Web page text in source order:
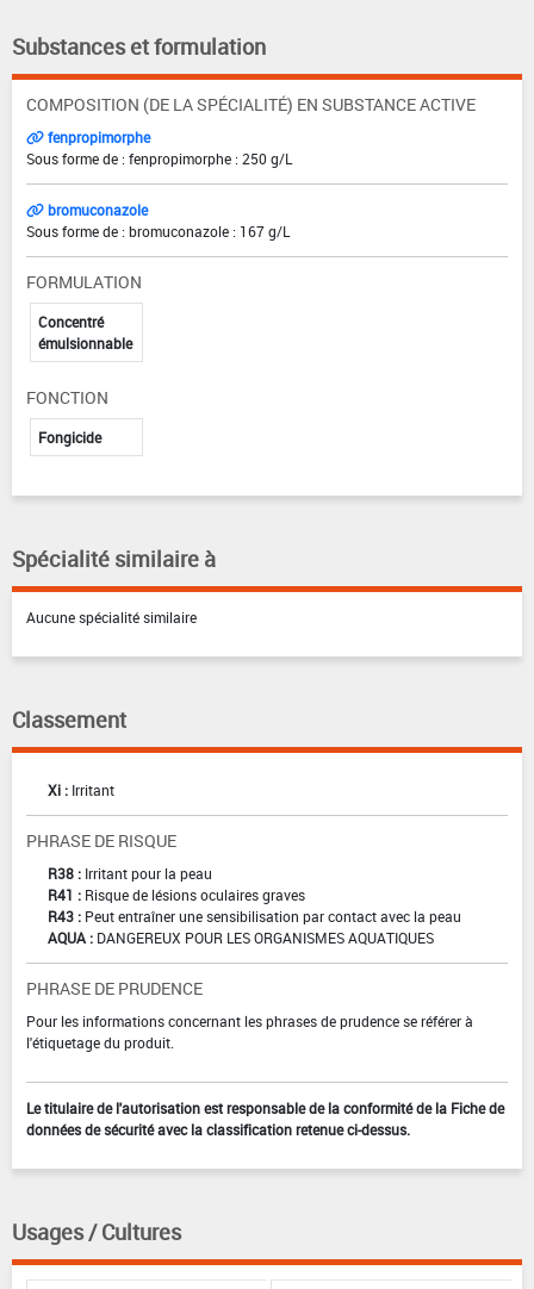
Substances et formulation
COMPOSITION (DE LA SPÉCIALITÉ) EN SUBSTANCE ACTIVE
fenpropimorphe
Sous forme de : fenpropimorphe : 250 g/L
bromuconazole
Sous forme de : bromuconazole : 167 g/L
FORMULATION
Concentré
émulsionnable
FONCTION
Fongicide
Spécialité similaire à
Aucune spécialité similaire
Classement
Xi : Irritant
PHRASE DE RISQUE
R38 : Irritant pour la peau
R41 : Risque de lésions oculaires graves
R43 : Peut entraîner une sensibilisation par contact avec la peau
AQUA : DANGEREUX POUR LES ORGANISMES AQUATIQUES
PHRASE DE PRUDENCE
Pour les informations concernant les phrases de prudence se référer à
l'étiquetage du produit.
Le titulaire de l'autorisation est responsable de la conformité de la Fiche de
données de sécurité avec la classification retenue ci-dessus.
Usages / Cultures